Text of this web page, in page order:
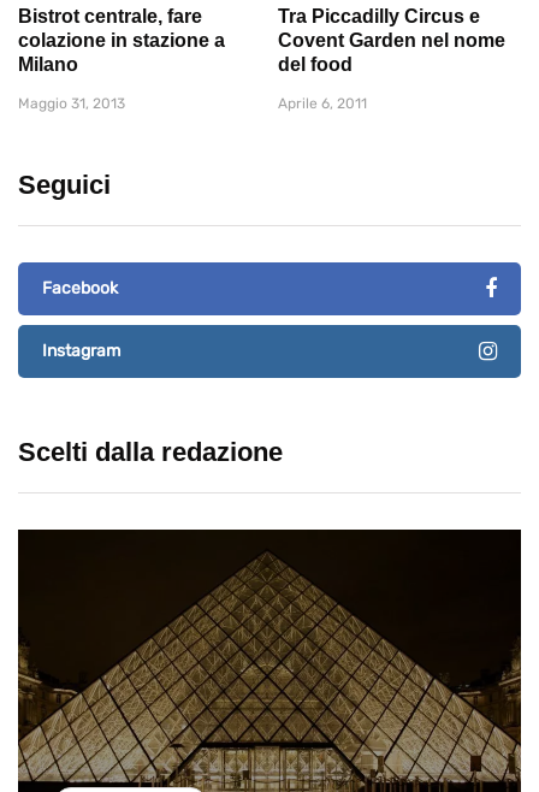
Bistrot centrale, fare
colazione in stazione a
Milano
Maggio 31, 2013
Tra Piccadilly Circus e
Covent Garden nel nome
del food
Aprile 6, 2011
Seguici
Facebook
Instagram
Scelti dalla redazione